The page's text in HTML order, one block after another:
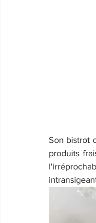
Son bistrot
produits